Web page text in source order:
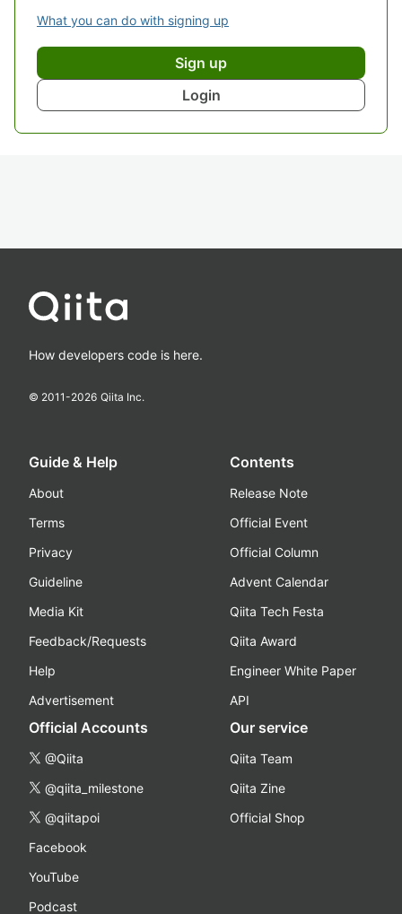
What you can do with signing up
Sign up
Login
How developers code is here.
© 2011-2026 Qiita Inc.
Guide & Help
About
Terms
Privacy
Guideline
Media Kit
Feedback/Requests
Help
Advertisement
Contents
Release Note
Official Event
Official Column
Advent Calendar
Qiita Tech Festa
Qiita Award
Engineer White Paper
API
Official Accounts
@Qiita
@qiita_milestone
@qiitapoi
Facebook
YouTube
Podcast
Our service
Qiita Team
Qiita Zine
Official Shop